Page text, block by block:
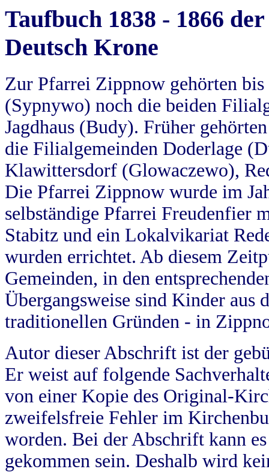
Taufbuch 1838 - 1866
Deutsch Krone
Zur Pfarrei Zippnow gehörten
(Sypnywo) noch die beiden
Jagdhaus (Budy). Früher
die Filialgemeinden Doderlage
Klawittersdorf (Glowaczewo),
Die Pfarrei Zippnow wurde im
selbständige Pfarrei Freudenfier
Stabitz und ein Lokalvikariat
wurden errichtet. Ab diesem
Gemeinden, in den
Übergangsweise sind Kinder aus
traditionellen Gründen - in
Autor dieser Abschrift ist der
Er weist auf folgende
von einer Kopie des Original-
zweifelsfreie Fehler im
worden. Bei der Abschrift kann
gekommen sein. Deshalb wird